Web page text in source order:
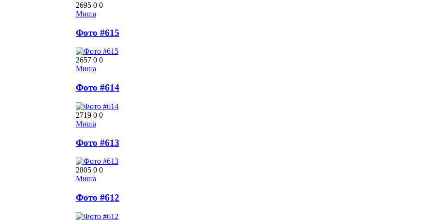
2695 0 0
Миша
Фото #615
2657 0 0
Миша
Фото #614
2719 0 0
Миша
Фото #613
2805 0 0
Миша
Фото #612